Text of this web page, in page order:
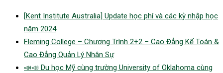
[Kent Institute Australia] Update học phí và các kỳ nhập học
năm 2024
Fleming College – Chương Trình 2+2 – Cao Đẳng Kế Toán &
Cao Đẳng Quản Lý Nhân Sự
📣📣 Du học Mỹ cùng trường University of Oklahoma cùng